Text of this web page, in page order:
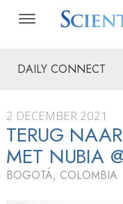
DAILY CONNECT
2 DECEMBER 2021
TERUG
MET NUBIA
BOGOTÁ, COLOMBIA